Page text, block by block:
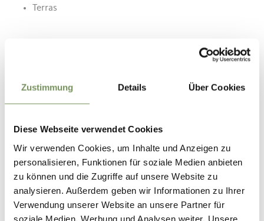
Zustimmung Details Über Cookies
Diese Webseite verwendet Cookies
Wir verwenden Cookies, um Inhalte und Anzeigen zu
personalisieren, Funktionen für soziale Medien anbieten
zu können und die Zugriffe auf unsere Website zu
analysieren. Außerdem geben wir Informationen zu Ihrer
Verwendung unserer Website an unsere Partner für
soziale Medien, Werbung und Analysen weiter. Unsere
Terras
markus@wiedenplatzerkeller.it
restaurant-naturns.com
WAS DE INHOUD NUTTIG VOOR U? JA NO